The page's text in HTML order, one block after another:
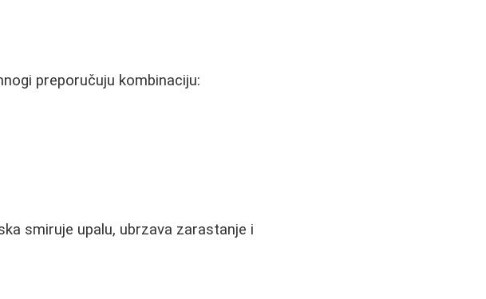
preporučuju kombinaciju:
smiruje upalu, ubrzava zarastanje i